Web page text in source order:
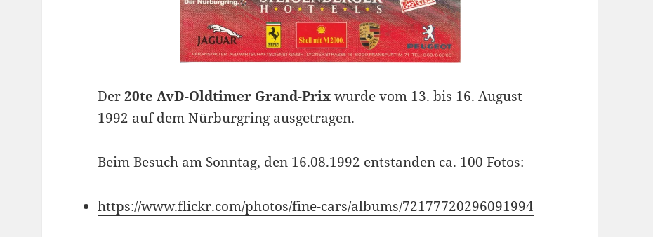
Der20te AvD-Oldtimer Grand-Prixwurde vom 13. bis 16. August
1992 auf dem Nürburgring ausgetragen.
Beim Besuch am Sonntag, den 16.08.1992 entstanden ca. 100 Fotos:
https://www.flickr.com/photos/fine-cars/albums/72177720296091994